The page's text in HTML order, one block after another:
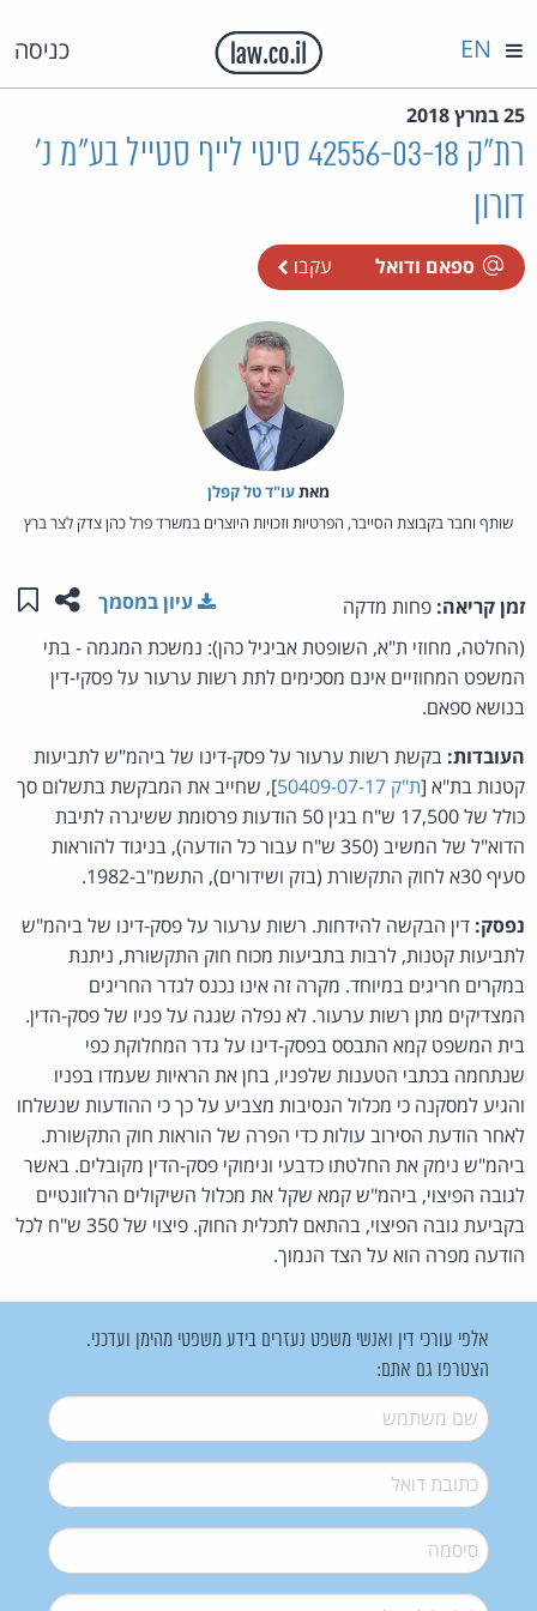
כניסה EN
25 במרץ 2018
רת"ק 42556-03-18 סיטי לייף סטייל בע"מ נ'
דורון
ספאם ודואל עקבו
מאת‏עו"ד טל קפלן
שותף וחבר בקבוצת הסייבר, הפרטיות וזכויות היוצרים במשרד פרל כהן צדק לצר ברץ
זמן קריאה: פחות מדקה שתפו
עיון במסמך
(החלטה, מחוזי ת"א, השופטת אביגיל כהן): נמשכת המגמה - בתי
המשפט המחוזיים אינם מסכימים לתת רשות ערעור על פסקי-דין
בנושא ספאם.
העובדות: בקשת רשות ערעור על פסק-דינו של ביהמ"ש לתביעות
קטנות בת"א [ת"ק 50409-07-17
], שחייב את המבקשת בתשלום סך
כולל של 17,500 ש"ח בגין 50 הודעות פרסומת ששיגרה לתיבת
הדוא"ל של המשיב (350 ש"ח עבור כל הודעה), בניגוד להוראות
סעיף 30א לחוק התקשורת (בזק ושידורים), התשמ"ב-1982.
נפסק: דין הבקשה להידחות. רשות ערעור על פסק-דינו של ביהמ"ש
לתביעות קטנות, לרבות בתביעות מכוח חוק התקשורת, ניתנת
במקרים חריגים במיוחד. מקרה זה אינו נכנס לגדר החריגים
המצדיקים מתן רשות ערעור. לא נפלה שגגה על פניו של פסק-הדין.
בית המשפט קמא התבסס בפסק-דינו על גדר המחלוקת כפי
שנתחמה בכתבי הטענות שלפניו, בחן את הראיות שעמדו בפניו
והגיע למסקנה כי מכלול הנסיבות מצביע על כך כי ההודעות שנשלחו
לאחר הודעת הסירוב עולות כדי הפרה של הוראות חוק התקשורת.
ביהמ"ש נימק את החלטתו כדבעי ונימוקי פסק-הדין מקובלים. באשר
לגובה הפיצוי, ביהמ"ש קמא שקל את מכלול השיקולים הרלוונטיים
בקביעת גובה הפיצוי, בהתאם לתכלית החוק. פיצוי של 350 ש"ח לכל
הודעה מפרה הוא על הצד הנמוך.
אלפי עורכי דין ואנשי משפט נעזרים בידע משפטי מהימן ועדכני.
הצטרפו גם אתם:
שם משתמש*
דואל*
סיסמה*